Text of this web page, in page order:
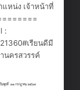
หน่ง เจ้าหน้าที่
:
เรียนดีมี
นครสวรรค์